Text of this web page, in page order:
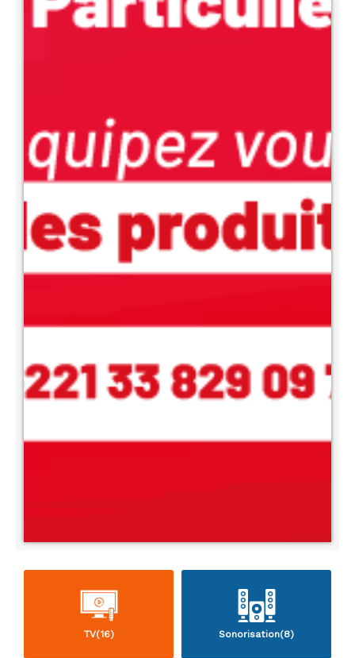
TV(16) Sonorisation(8)